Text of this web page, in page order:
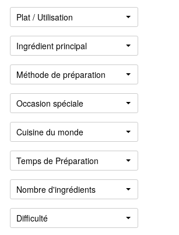
connecter
Plat / Utilisation
Ingrédient principal
Méthode de préparation
Occasion spéciale
Cuisine du monde
Temps de Préparation
Nombre d'ingrédients
Difficulté